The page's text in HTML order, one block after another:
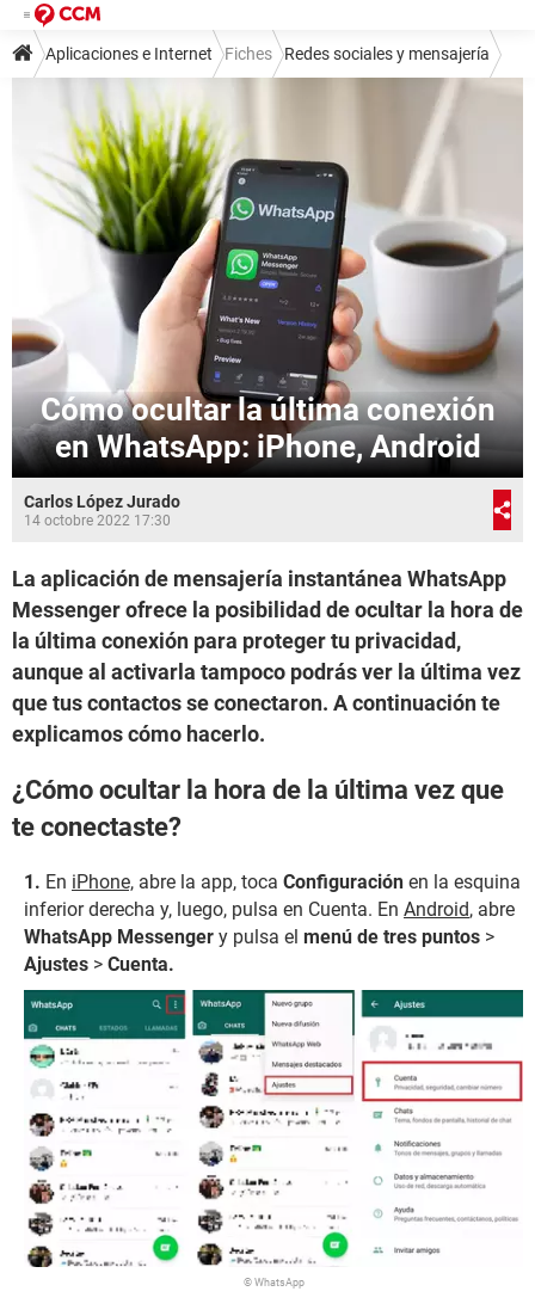
Aplicaciones e Internet Fiches Redes sociales y mensajería
Mensajería instantánea WhatsApp
Cómo ocultar la última conexión
en WhatsApp: iPhone, Android
Carlos López Jurado
14 octobre 2022 17:30
La aplicación de mensajería instantánea WhatsApp
Messenger ofrece la posibilidad de ocultar la hora de
la última conexión para proteger tu privacidad,
aunque al activarla tampoco podrás ver la última vez
que tus contactos se conectaron. A continuación te
explicamos cómo hacerlo.
¿Cómo ocultar la hora de la última vez que
te conectaste?
En iPhone, abre la app, toca Configuración en la esquina
inferior derecha y, luego, pulsa en Cuenta. En Android, abre
WhatsApp Messenger y pulsa el menú de tres puntos >
Ajustes > Cuenta.
© WhatsApp